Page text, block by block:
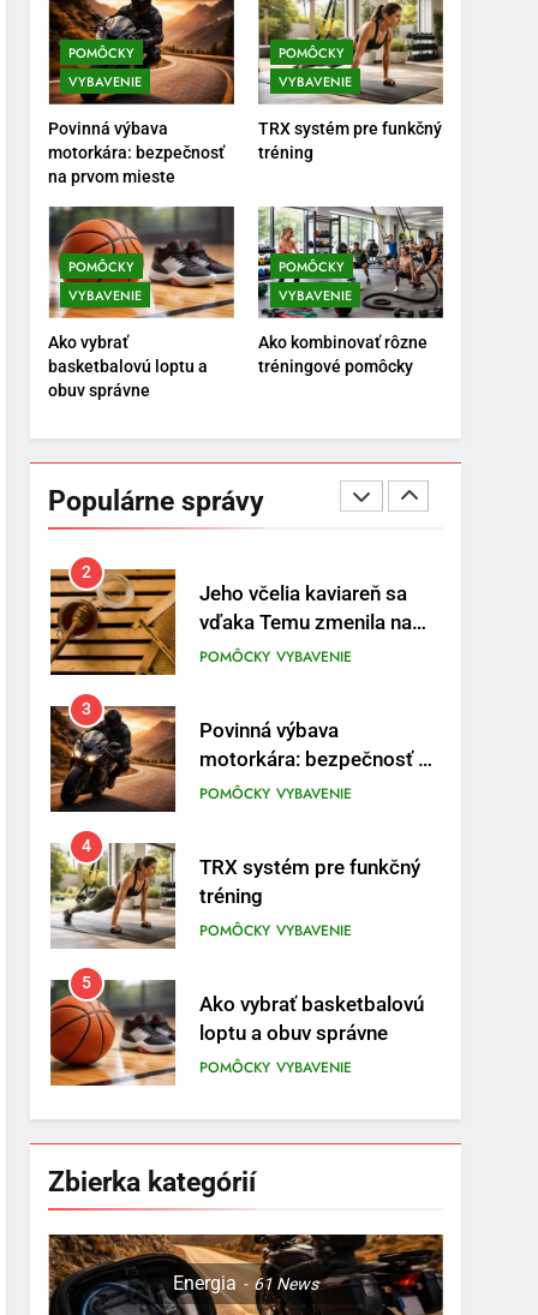
vďaka produktom z
Temu
POMÔCKY
VYBAVENIE
Povinná výbava
motorkára: bezpečnosť
na prvom mieste
POMÔCKY
VYBAVENIE
TRX systém pre funkčný
tréning
POMÔCKY
VYBAVENIE
Ako vybrať
basketbalovú loptu a
obuv správne
POMÔCKY
VYBAVENIE
Ako kombinovať rôzne
tréningové pomôcky
Populárne správy
6
Ako kombinovať rôzne
tréningové pomôcky
POMÔCKY VYBAVENIE
7
brucha
POMÔCKY VYBAVENIE
8
Najlepšie doplnky pre
motocyklistov na dlhé
trasy
VYBAVENIE
1
Osemročný Adrián dobýva
sociálne siete vášňou pre
futbal a brankársky post –
POMÔCKY
2
Jeho včelia kaviareň sa
vďaka Temu zmenila na
prívetivú oázu
POMÔCKY VYBAVENIE
3
Povinná výbava
motorkára: bezpečnosť na
prvom mieste
POMÔCKY VYBAVENIE
4
TRX systém pre funkčný
tréning
POMÔCKY VYBAVENIE
5
Ako vybrať basketbalovú
loptu a obuv správne
POMÔCKY VYBAVENIE
6
Ako kombinovať rôzne
tréningové pomôcky
POMÔCKY
7
Pomôcky na cvičenie
brucha
Zbierka kategórií
Energia 61 News